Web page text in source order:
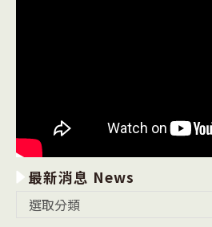
最新消息 News
選取分類